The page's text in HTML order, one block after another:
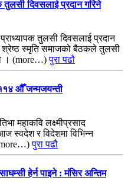
तुलसी दिवसलाई प्रदान गरिने
तुलसी दिवसलाई प्रदान
श्रेष्ठ स्मृति समाजको बैठकले तुलसी
। (more…)पुरा पढौ
औँ जन्मजयन्ती
महाकवि लक्ष्मीप्रसाद
स्वदेश र विदेशमा विभिन्न
पुरा पढौ
हेर्न पाइने : मंसिर अन्तिम